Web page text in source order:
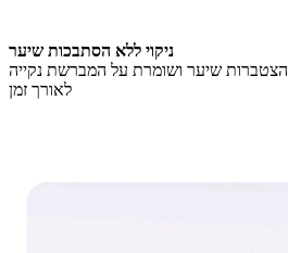
ניקוי ללא הסתבכות שיער
שיער ושומרת על המברשת נקייה
לאורך זמן